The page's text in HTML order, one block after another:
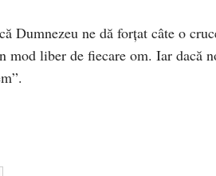
Dumnezeu ne dă forțat câte o
liber de fiecare om. Iar dacă